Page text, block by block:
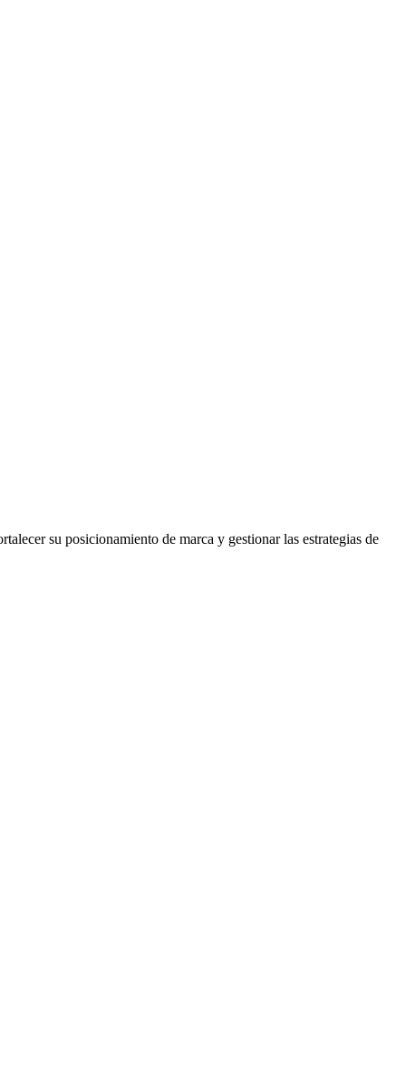
su posicionamiento de marca y gestionar las estrategias de